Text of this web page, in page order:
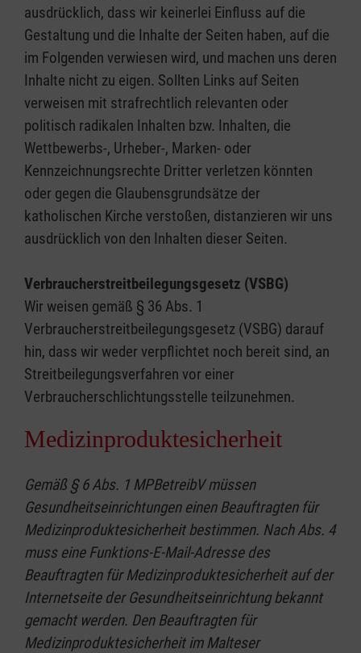
ausdrücklich, dass wir keinerlei Einfluss auf die
Gestaltung und die Inhalte der Seiten haben, auf die
im Folgenden verwiesen wird, und machen uns deren
Inhalte nicht zu eigen. Sollten Links auf Seiten
verweisen mit strafrechtlich relevanten oder
politisch radikalen Inhalten bzw. Inhalten, die
Wettbewerbs-, Urheber-, Marken- oder
Kennzeichnungsrechte Dritter verletzen könnten
oder gegen die Glaubensgrundsätze der
katholischen Kirche verstoßen, distanzieren wir uns
ausdrücklich von den Inhalten dieser Seiten.
Verbraucherstreitbeilegungsgesetz (VSBG)
Wir weisen gemäß § 36 Abs. 1
Verbraucherstreitbeilegungsgesetz (VSBG) darauf
hin, dass wir weder verpflichtet noch bereit sind, an
Streitbeilegungsverfahren vor einer
Verbraucherschlichtungsstelle teilzunehmen.
Medizinproduktesicherheit
Gemäß § 6 Abs. 1 MPBetreibV müssen
Gesundheitseinrichtungen einen Beauftragten für
Medizinproduktesicherheit bestimmen. Nach Abs. 4
muss eine Funktions-E-Mail-Adresse des
Beauftragten für Medizinproduktesicherheit auf der
Internetseite der Gesundheitseinrichtung bekannt
gemacht werden. Den Beauftragten für
Medizinproduktesicherheit im Malteser